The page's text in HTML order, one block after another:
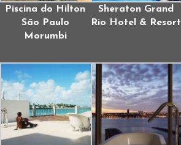
Piscina do Hilton
São Paulo
Morumbi
Sheraton Grand
Rio Hotel & Resort